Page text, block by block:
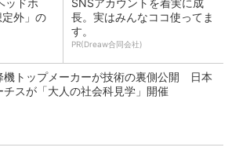
ッドホ
外」の
SNSアカウントを着実に成
長。実はみんなココ使ってま
す。
PR(Dreaw合同会社)
機トップメーカーが技術の裏側公開 日本
チスが「大人の社会科見学」開催